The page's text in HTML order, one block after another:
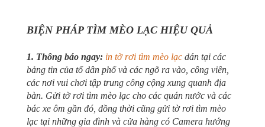
BIỆN PHÁP TÌM MÈO LẠC HIỆU QUẢ
1. Thông báo ngay: in tờ rơi tìm mèo lạc dán tại các
bảng tin của tổ dân phố và các ngõ ra vào, công viên,
các nơi vui chơi tập trung công cộng xung quanh địa
bàn. Gửi tờ rơi tìm mèo lạc cho các quán nước và các
bác xe ôm gần đó, đồng thời cũng gửi tờ rơi tìm mèo
lạc tại những gia đình và cửa hàng có Camera hướng